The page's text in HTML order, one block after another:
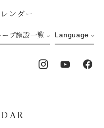
ンダー
ープ施設一覧 Language